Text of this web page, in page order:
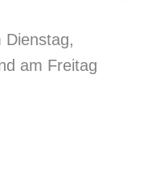
Dienstag,
am Freitag